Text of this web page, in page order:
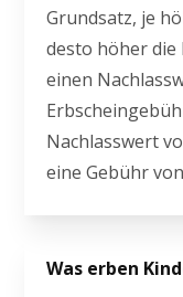
Grundsatz, je
desto höher die
einen
Nachlasswert
eine Gebühr
Was erben